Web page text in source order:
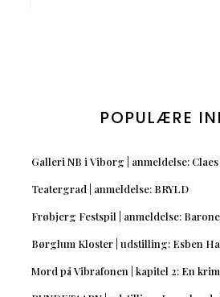
POPULÆRE
Galleri NB i Viborg | anmeldelse:
Teatergrad | anmeldelse: BRYLD
Frøbjerg Festspil | anmeldelse:
Børglum Kloster | udstilling: Esben
Mord på Vibrafonen | kapitel 2: En